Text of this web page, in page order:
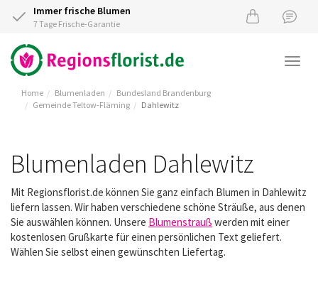
Immer frische Blumen
7 Tage Frische-Garantie
Home Blumenladen
Bundesland Brandenburg
Gemeinde Teltow-Fläming
Dahlewitz
Blumenladen Dahlewitz
Mit Regionsflorist.de können Sie ganz einfach Blumen in Dahlewitz
liefern lassen. Wir haben verschiedene schöne Sträuße, aus denen
Sie auswählen können. Unsere Blumenstrauß werden mit einer
kostenlosen Grußkarte für einen persönlichen Text geliefert.
Wählen Sie selbst einen gewünschten Liefertag.